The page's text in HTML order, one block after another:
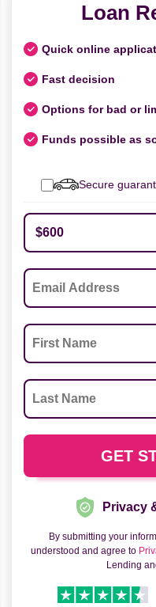
Loan
Quick online
Fast decision
Options for bad or
Funds possible as
Secure
Privacy
By submitting your
understood and agree to
Lending